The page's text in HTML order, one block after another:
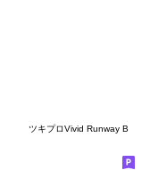
ツキプロVivid Runway B